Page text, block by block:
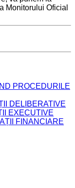
Monitorului Oficial
PROCEDURILE
DELIBERATIVE
EXECUTIVE
FINANCIARE